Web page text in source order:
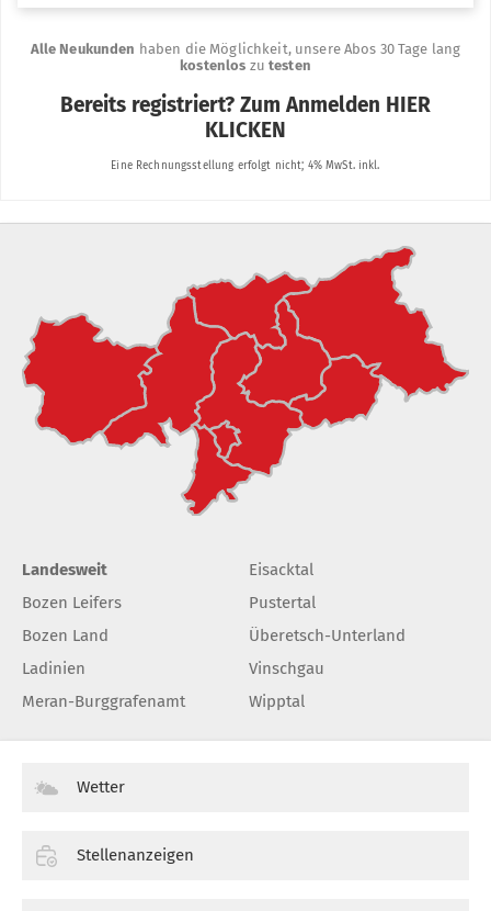
Landesweit
Bozen Leifers
Bozen Land
Ladinien
Meran-Burggrafenamt
Eisacktal
Pustertal
Überetsch-Unterland
Vinschgau
Wipptal
Wetter
Stellenanzeigen